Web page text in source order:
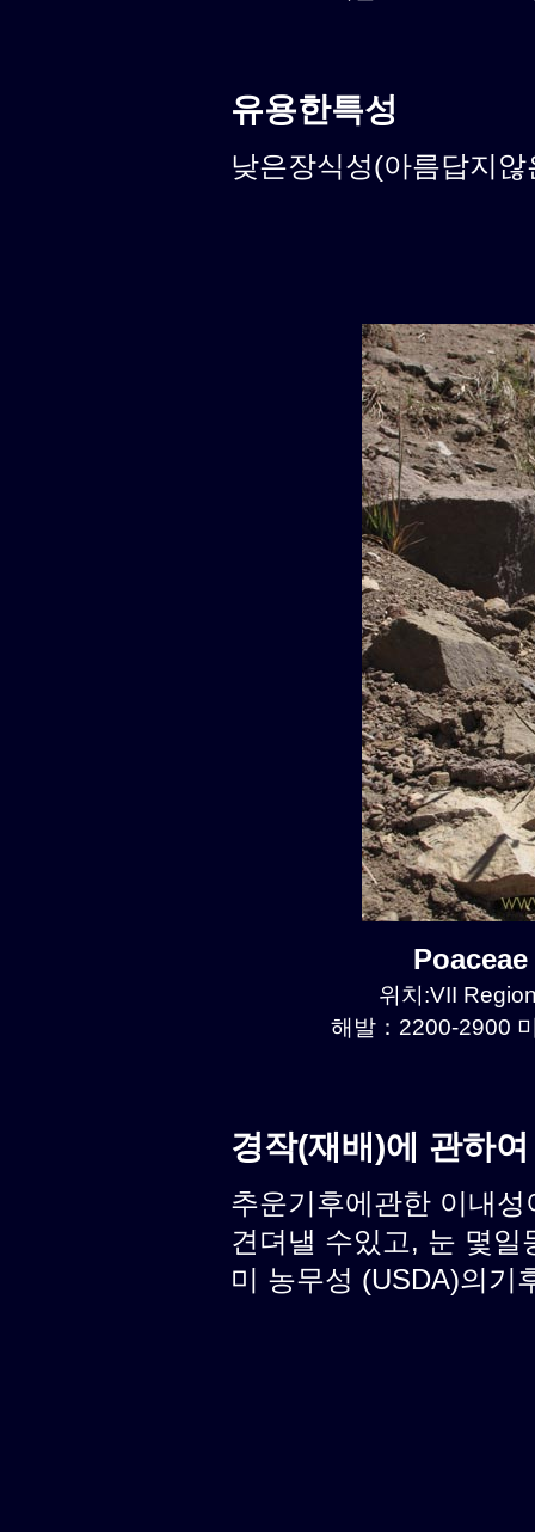
유용한특성
낮은장식성(아름답지
위치:VII
해발：2200-2900
경작(재배)에 관하
추운기후에관한 이내
견뎌낼 수있고, 눈 몇
미 농무성 (USDA)의기